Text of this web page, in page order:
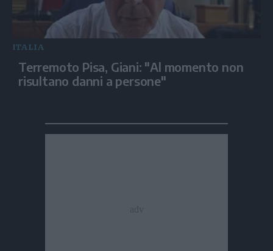
ITALIA
Terremoto Pisa, Giani: "Al momento non
risultano danni a persone"